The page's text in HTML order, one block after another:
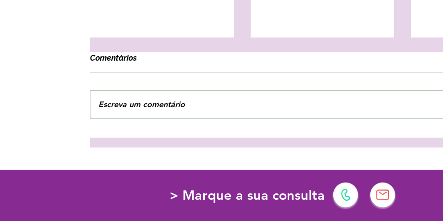
3 estratégias para combater
o vazio interior!
As férias podem ter vários
significados!
Comentários
Escreva um comentário
> Marque a sua consulta